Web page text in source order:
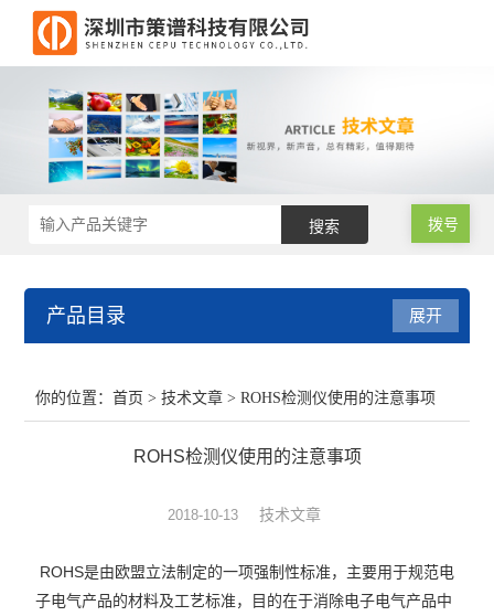
拨号
产品目录 展开
你的位置：首页 >技术文章 > ROHS检测仪使用的注意事项
ROHS检测仪使用的注意事项
2018-10-13 技术文章
ROHS是由欧盟立法制定的一项强制性标准，主要用于规范电
子电气产品的材料及工艺标准，目的在于消除电子电气产品中